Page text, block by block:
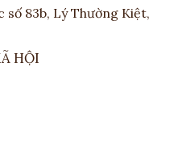
số 83b, Lý Thường Kiệt,
HỘI